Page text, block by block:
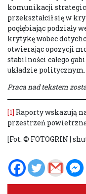
komunikacji
przekształcił się w
pogłębiając podziały
krytykę wobec
otwierając opozycji
stabilności całego
układzie politycznym.
Praca nad tekstem
[1] Raporty wskazują
przestrzeń
[Fot. © FOTOGRIN |